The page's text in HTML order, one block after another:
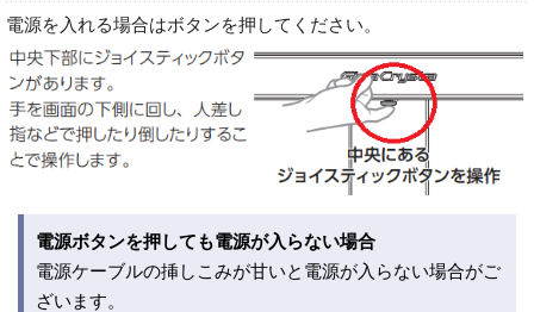
電源を入れる場合はボタンを押してください。
電源ボタンを押しても電源が入らない場合
電源ケーブルの挿しこみが甘いと電源が入らない場合がご
ざいます。